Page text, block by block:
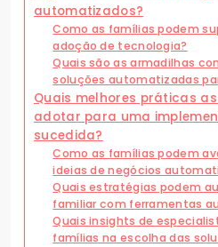
automatizados?
Como as famílias podem
adoção de tecnologia?
Quais são as armadilhas
soluções automatizadas
Quais melhores práticas
adotar para uma
sucedida?
Como as famílias podem
ideias de negócios
Quais estratégias podem
familiar com ferramentas
Quais insights de
famílias na escolha das